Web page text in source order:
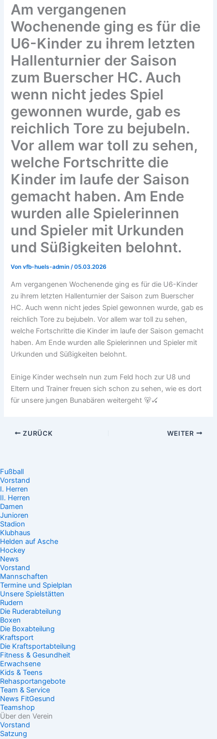
Am vergangenen
Wochenende ging es für die
U6-Kinder zu ihrem letzten
Hallenturnier der Saison
zum Buerscher HC. Auch
wenn nicht jedes Spiel
gewonnen wurde, gab es
reichlich Tore zu bejubeln.
Vor allem war toll zu sehen,
welche Fortschritte die
Kinder im laufe der Saison
gemacht haben. Am Ende
wurden alle Spielerinnen
und Spieler mit Urkunden
und Süßigkeiten belohnt.
Vonvfb-huels-admin/05.03.2026
Am vergangenen Wochenende ging es für die U6-Kinder
zu ihrem letzten Hallenturnier der Saison zum Buerscher
HC. Auch wenn nicht jedes Spiel gewonnen wurde, gab es
reichlich Tore zu bejubeln. Vor allem war toll zu sehen,
welche Fortschritte die Kinder im laufe der Saison gemacht
haben. Am Ende wurden alle Spielerinnen und Spieler mit
Urkunden und Süßigkeiten belohnt.
Einige Kinder wechseln nun zum Feld hoch zur U8 und
Eltern und Trainer freuen sich schon zu sehen, wie es dort
für unsere jungen Bunabären weitergeht 🐻🏑
ZURÜCK WEITER
Fußball
Vorstand
I. Herren
II. Herren
Damen
Junioren
Stadion
Klubhaus
Helden auf Asche
Hockey
News
Vorstand
Mannschaften
Termine und Spielplan
Unsere Spielstätten
Rudern
Die Ruderabteilung
Boxen
Die Boxabteilung
Kraftsport
Die Kraftsportabteilung
Fitness & Gesundheit
Erwachsene
Kids & Teens
Rehasportangebote
Team & Service
News FitGesund
Teamshop
Über den Verein
Vorstand
Satzung